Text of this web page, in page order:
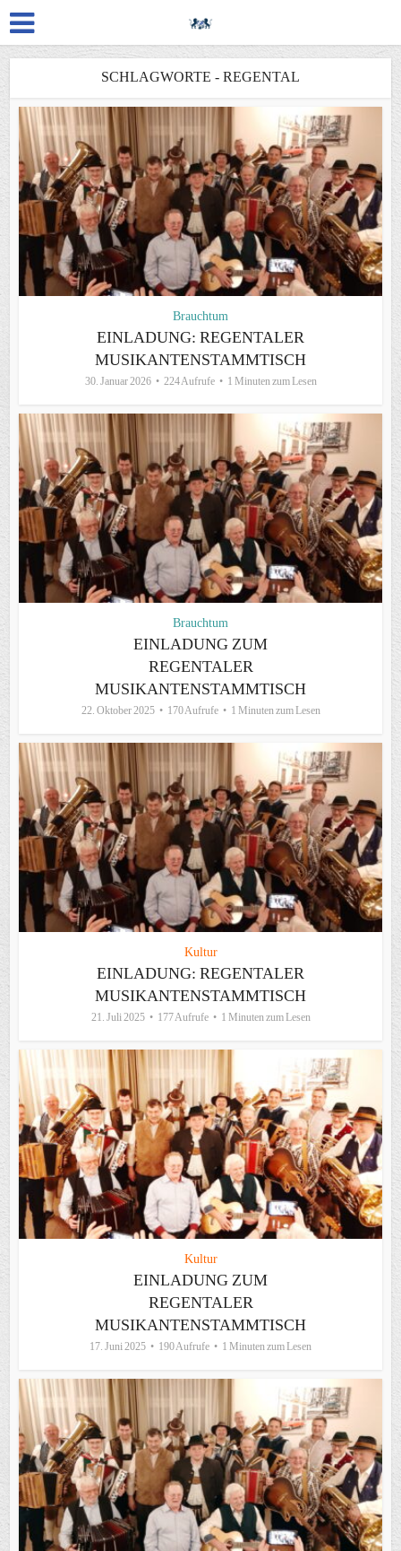
SCHLAGWORTE - REGENTAL
Brauchtum
EINLADUNG: REGENTALER
MUSIKANTENSTAMMTISCH
30. Januar 2026 224 Aufrufe 1 Minuten zum Lesen
Brauchtum
EINLADUNG ZUM
REGENTALER
MUSIKANTENSTAMMTISCH
22. Oktober 2025 170 Aufrufe 1 Minuten zum Lesen
Kultur
EINLADUNG: REGENTALER
MUSIKANTENSTAMMTISCH
21. Juli 2025 177 Aufrufe 1 Minuten zum Lesen
Kultur
EINLADUNG ZUM
REGENTALER
MUSIKANTENSTAMMTISCH
17. Juni 2025 190 Aufrufe 1 Minuten zum Lesen